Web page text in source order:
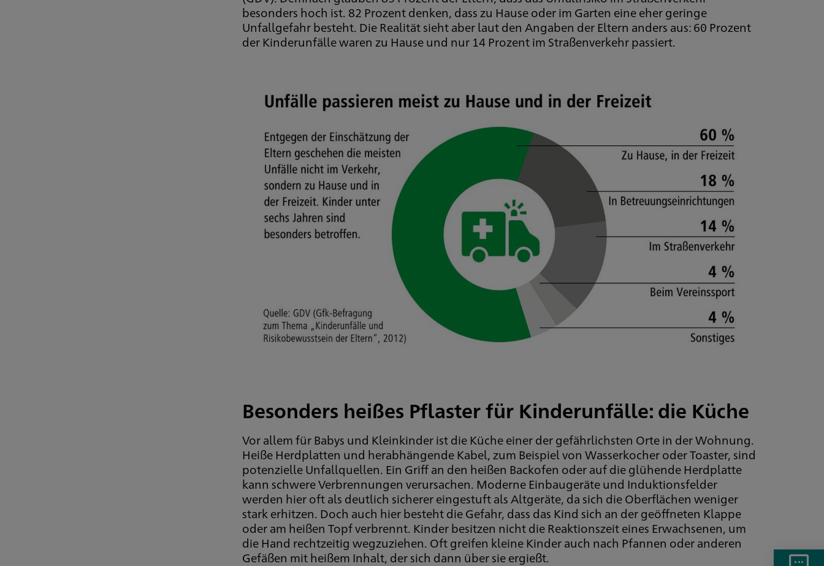
besonders hoch ist. 82 Prozent denken, dass zu Hause oder im Garten eine eher geringe
Unfallgefahr besteht. Die Realität sieht aber laut den Angaben der Eltern anders aus: 60 Prozent
der Kinderunfälle waren zu Hause und nur 14 Prozent im Straßenverkehr passiert.
Besonders heißes Pflaster für Kinderunfälle: die Küche
Vor allem für Babys und Kleinkinder ist die Küche einer der gefährlichsten Orte in der Wohnung.
Heiße Herdplatten und herabhängende Kabel, zum Beispiel von Wasserkocher oder Toaster, sind
potenzielle Unfallquellen. Ein Griff an den heißen Backofen oder auf die glühende Herdplatte
kann schwere Verbrennungen verursachen. Moderne Einbaugeräte und Induktionsfelder
werden hier oft als deutlich sicherer eingestuft als Altgeräte, da sich die Oberflächen weniger
stark erhitzen. Doch auch hier besteht die Gefahr, dass das Kind sich an der geöffneten Klappe
oder am heißen Topf verbrennt. Kinder besitzen nicht die Reaktionszeit eines Erwachsenen, um
die Hand rechtzeitig wegzuziehen. Oft greifen kleine Kinder auch nach Pfannen oder anderen
Gefäßen mit heißem Inhalt, der sich dann über sie ergießt.